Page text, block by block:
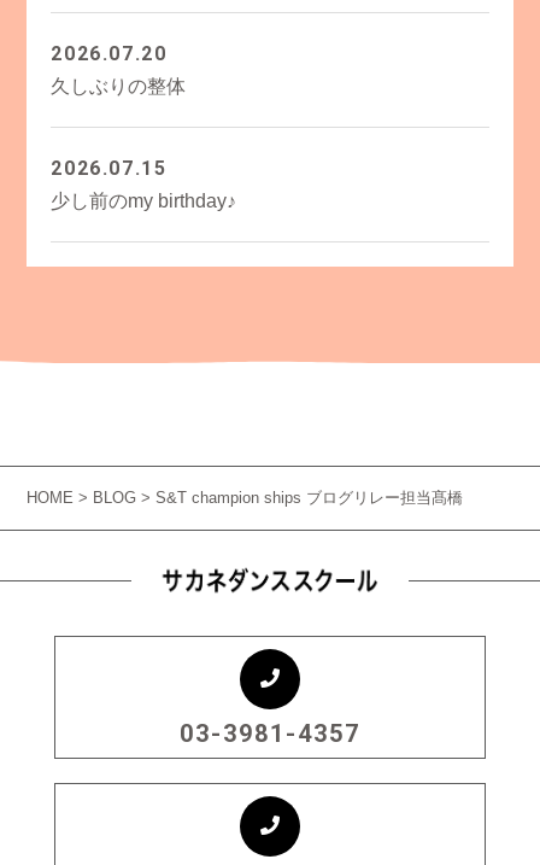
2026.07.20
久しぶりの整体
2026.07.15
少し前のmy birthday♪
HOME> BLOG > S&T champion ships ブログリレー担当髙橋
03-3981-4357